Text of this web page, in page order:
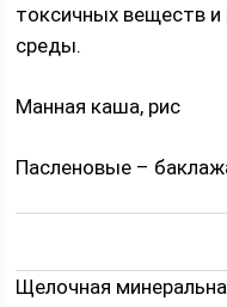
токсичных веществ
среды.
Манная каша, рис
Пасленовые –
Щелочная